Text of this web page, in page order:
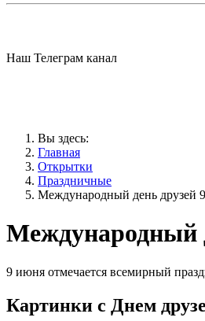
Наш Телеграм канал
Вы здесь:
Главная
Открытки
Праздничные
Международный день друзей
Международный
9 июня отмечается всемирный
Картинки с Днем